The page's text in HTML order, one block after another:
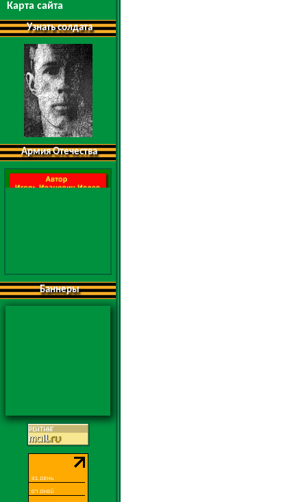
Карта сайта
Узнать солдата
Армия Отечества
Баннеры